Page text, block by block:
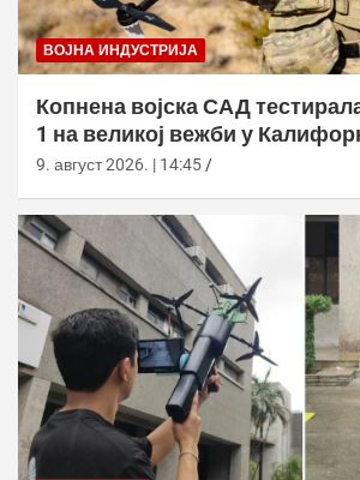
ВОЈНА ИНДУСТРИЈА
Копнена војска САД
1 на великој вежби у
9. август 2026. | 14:45